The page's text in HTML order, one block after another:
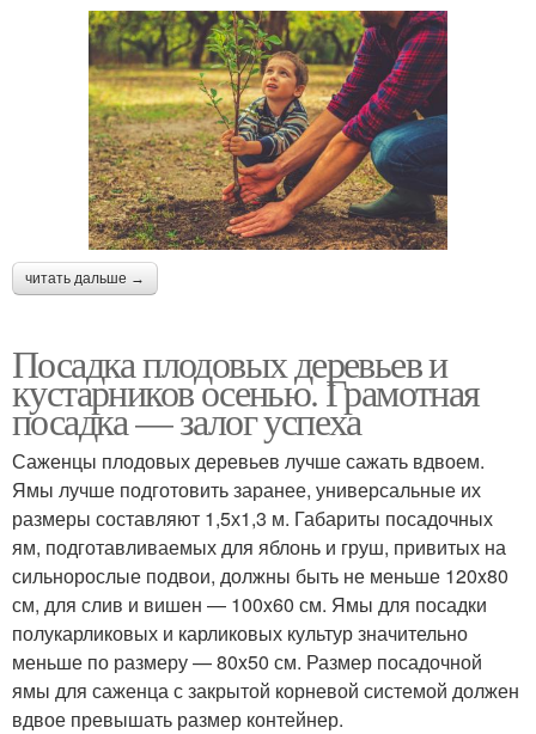
читать дальше →
Посадка плодовых деревьев и
кустарников осенью. Грамотная
посадка — залог успеха
Саженцы плодовых деревьев лучше сажать вдвоем.
Ямы лучше подготовить заранее, универсальные их
размеры составляют 1,5х1,3 м. Габариты посадочных
ям, подготавливаемых для яблонь и груш, привитых на
сильнорослые подвои, должны быть не меньше 120x80
см, для слив и вишен — 100x60 см. Ямы для посадки
полукарликовых и карликовых культур значительно
меньше по размеру — 80x50 см. Размер посадочной
ямы для саженца с закрытой корневой системой должен
вдвое превышать размер контейнер.